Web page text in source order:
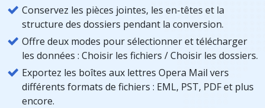
Conservez les pièces jointes, les en-têtes et la
structure des dossiers pendant la conversion.
Offre deux modes pour sélectionner et télécharger
les données : Choisir les fichiers / Choisir les dossiers.
Exportez les boîtes aux lettres Opera Mail vers
différents formats de fichiers : EML, PST, PDF et plus
encore.